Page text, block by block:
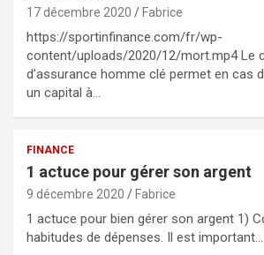
17 décembre 2020 Fabrice
https://sportinfinance.com/fr/wp-
content/uploads/2020/12/mort.mp4 Le
d’assurance homme clé permet en cas
un capital à…
FINANCE
1 actuce pour gérer son argent
9 décembre 2020 Fabrice
1 actuce pour bien gérer son argent 1)
habitudes de dépenses. Il est important…